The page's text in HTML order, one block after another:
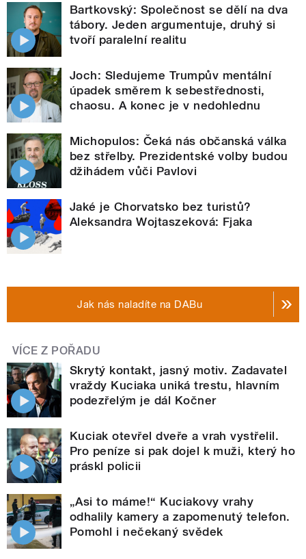
Bartkovský: Společnost se dělí na dva
tábory. Jeden argumentuje, druhý si
tvoří paralelní realitu
Joch: Sledujeme Trumpův mentální
úpadek směrem k sebestřednosti,
chaosu. A konec je v nedohlednu
Michopulos: Čeká nás občanská válka
bez střelby. Prezidentské volby budou
džihádem vůči Pavlovi
Jaké je Chorvatsko bez turistů?
Aleksandra Wojtaszeková: Fjaka
Jak nás naladíte na DABu
VÍCE Z POŘADU
Skrytý kontakt, jasný motiv. Zadavatel
vraždy Kuciaka uniká trestu, hlavním
podezřelým je dál Kočner
Kuciak otevřel dveře a vrah vystřelil.
Pro peníze si pak dojel k muži, který ho
práskl policii
„Asi to máme!“ Kuciakovy vrahy
odhalily kamery a zapomenutý telefon.
Pomohl i nečekaný svědek